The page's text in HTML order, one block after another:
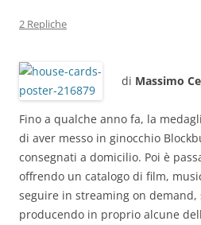
2 Repliche
di Massimo
Fino a qualche anno fa, la
di aver messo in ginocchio
consegnati a domicilio. Poi è
offrendo un catalogo di film,
seguire in streaming on demand,
producendo in proprio alcune